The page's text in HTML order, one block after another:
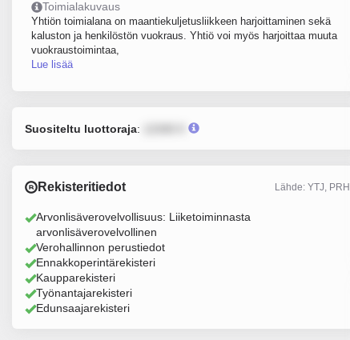
Toimialakuvaus
Yhtiön toimialana on maantiekuljetusliikkeen harjoittaminen sekä
kaluston ja henkilöstön vuokraus. Yhtiö voi myös harjoittaa muuta
vuokraustoimintaa,
Lue lisää
Suositeltu luottoraja:
Rekisteritiedot Lähde: YTJ, PRH
Arvonlisäverovelvollisuus: Liiketoiminnasta
arvonlisäverovelvollinen
Verohallinnon perustiedot
Ennakkoperintärekisteri
Kaupparekisteri
Työnantajarekisteri
Edunsaajarekisteri